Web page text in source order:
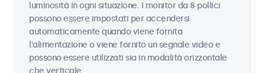
luminosità in ogni situazione. I monitor da 8 pollici
possono essere impostati per accendersi
automaticamente quando viene fornita
l'alimentazione o viene fornito un segnale video e
possono essere utilizzati sia in modalità orizzontale
che verticale.